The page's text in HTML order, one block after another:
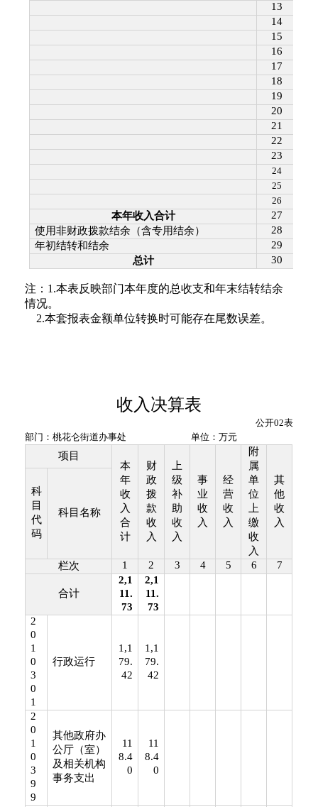
13
14
15
16
17
18
19
20
21
22
23
24
25
26
本年收入合计
27
使用非财政拨款结余（含专用结余）
28
年初结转和结余
29
总计
30
注： 1.本表反映部门本年度的总收支和年末结转结余
情况。
2.本套报表金额单位转换时可能存在尾数误差。
收入决算表
公开02表
部门： 桃花仑街道办事处 单位：万元
项目
本
年
收
入
合
计
财
政
拨
款
收
入
上
级
补
助
收
入
事
业
收
入
经
营
收
入
附
属
单
位
上
缴
收
入
其
他
收
入
科
目
代
码
科目名称
栏次 1 2 3 4 5 6 7
合计
2,1
11.
73
2,1
11.
73
2
0
1
0
3
0
1
行政运行
1,1
79.
42
1,1
79.
42
2
0
1
0
3
9
9
其他政府办
公厅（室）
及相关机构
事务支出
11
8.4
0
11
8.4
0